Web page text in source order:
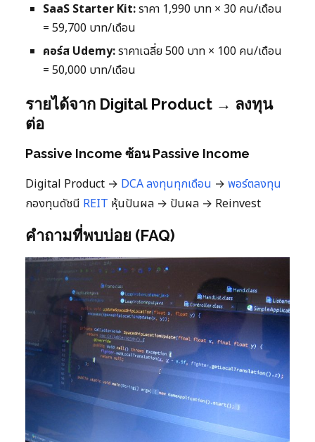
SaaS Starter Kit:ราคา 1,990 บาท × 30 คน/เดือน
= 59,700 บาท/เดือน
คอร์ส Udemy:ราคาเฉลี่ย 500 บาท × 100 คน/เดือน
= 50,000 บาท/เดือน
รายได้จาก Digital Product → ลงทุน
ต่อ
Passive Income ซ้อน Passive Income
Digital Product → DCA ลงทุนทุกเดือน → พอร์ตลงทุน
กองทุนดัชนี REIT หุ้นปันผล → ปันผล → Reinvest
คำถามที่พบบ่อย (FAQ)